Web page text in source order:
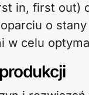
in, first out)
o
w celu